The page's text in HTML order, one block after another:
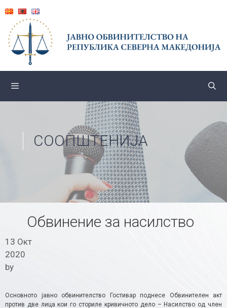
content
СООПШТЕНИЈА
Обвинение за насилство
13 Окт
2020
by
Основното јавно обвинителство Гостивар поднесе Обвинителен акт
против две лица кои го сториле кривичното дело – Насилство од член